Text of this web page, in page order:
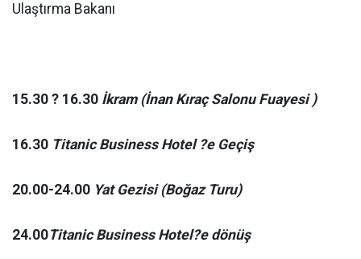
Ulaştırma Bakanı
15.30 ? 16.30 İkram (İnan Kıraç Salonu Fuayesi )
16.30 Titanic Business Hotel ?e Geçiş
20.00-24.00 Yat Gezisi (Boğaz Turu)
24.00Titanic Business Hotel?e dönüş